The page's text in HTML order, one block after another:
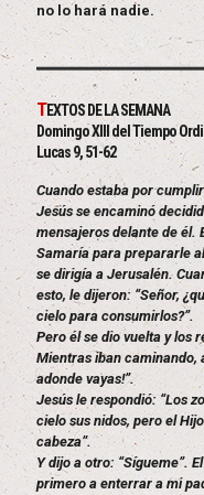
no lo hará nadie.
TEXTOS DE LA SEMANA
Domingo XIII del Tiempo
Lucas 9, 51-62
Cuando estaba por
Jesús se encaminó
mensajeros delante de él.
Samaría para prepararle
se dirigía a Jerusalén.
esto, le dijeron: “Señor,
cielo para consumirlos?”.
Pero él se dio vuelta y los
Mientras iban caminando,
adonde vayas!”.
Jesús le respondió: “Los
cielo sus nidos, pero el
cabeza”.
Y dijo a otro: “Sígueme”.
primero a enterrar a mi